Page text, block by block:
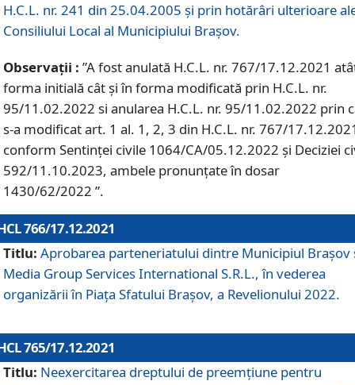
H.C.L. nr. 241 din 25.04.2005 și prin hotărâri ulterioare
Consiliului Local al Municipiului Braşov.
Observații : ”A fost anulată H.C.L. nr. 767/17.12.2021
forma initială cât și în forma modificată prin H.C.L. nr.
95/11.02.2022 si anularea H.C.L. nr. 95/11.02.2022 prin
s-a modificat art. 1 al. 1, 2, 3 din H.C.L. nr. 767/
conform Sentinței civile 1064/CA/05.12.2022 și Deciziei
592/11.10.2023, ambele pronunțate în dosar
1430/62/2022 ”.
766/17.12.2021
Titlu: Aprobarea parteneriatului dintre Municipiul Brașov
Media Group Services International S.R.L., în vederea
organizării în Piața Sfatului Brașov, a Revelionului 2022.
765/17.12.2021
Titlu: Neexercitarea dreptului de preemţiune pentru